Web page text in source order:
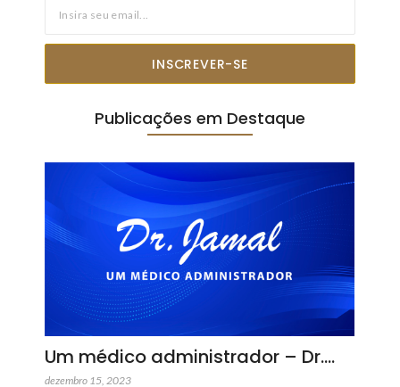
INSCREVER-SE
Publicações em Destaque
Um médico administrador – Dr.…
dezembro 15, 2023